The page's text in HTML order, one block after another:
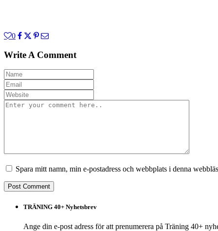
0
Write A Comment
Spara mitt namn, min e-postadress och webbplats i denna
TRÄNING 40+ Nyhetsbrev
Ange din e-post adress för att prenumerera på Träning 40+